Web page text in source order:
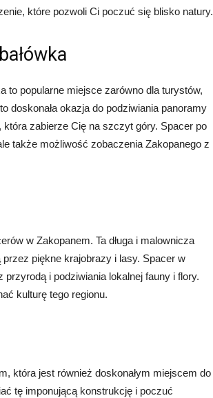
które pozwoli Ci poczuć się blisko natury.
to popularne miejsce zarówno dla turystów,
doskonała okazja do podziwiania panoramy
zabierze Cię na szczyt góry. Spacer po
także możliwość zobaczenia Zakopanego z
w Zakopanem. Ta długa i malownicza
piękne krajobrazy i lasy. Spacer w
przyrodą i podziwiania lokalnej fauny i flory.
kulturę tego regionu.
która jest również doskonałym miejscem do
tę imponującą konstrukcję i poczuć